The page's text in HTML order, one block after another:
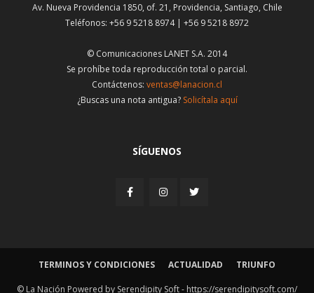
Av. Nueva Providencia 1850, of. 21, Providencia, Santiago, Chile
Teléfonos: +56 9 5218 8974 | +56 9 5218 8972
© Comunicaciones LANET S.A. 2014
Se prohíbe toda reproducción total o parcial.
Contáctenos: ventas@lanacion.cl
¿Buscas una nota antigua? Solicítala aquí
SÍGUENOS
TERMINOS Y CONDICIONES ACTUALIDAD TRIUNFO
© La Nación Powered by Serendipity Soft - https://serendipitysoft.com/